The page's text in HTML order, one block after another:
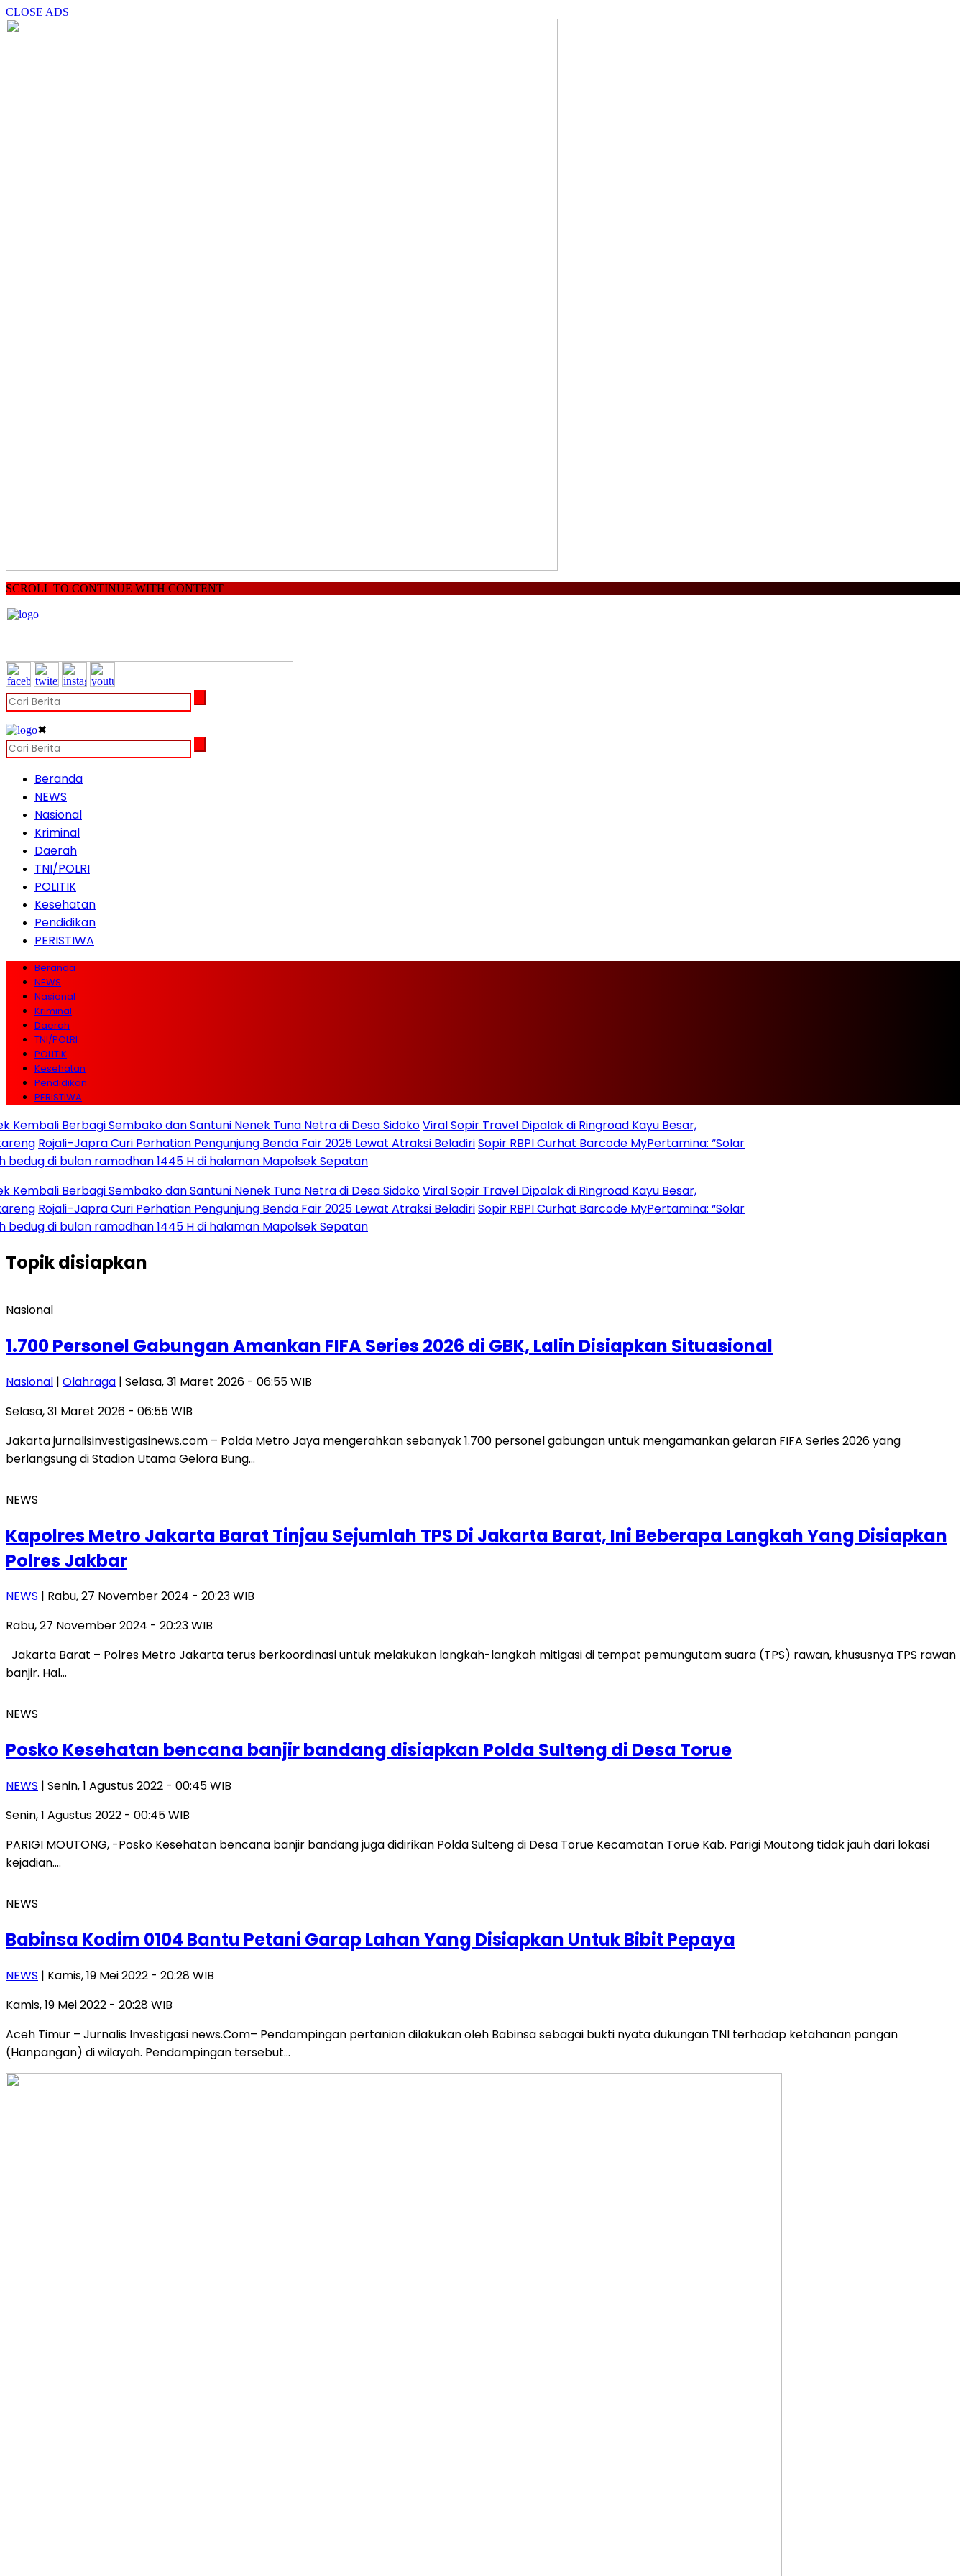
CLOSE ADS
SCROLL TO CONTINUE WITH CONTENT
✖
Beranda
NEWS
Nasional
Kriminal
Daerah
TNI/POLRI
POLITIK
Kesehatan
Pendidikan
PERISTIWA
Beranda
NEWS
Nasional
Kriminal
Daerah
TNI/POLRI
POLITIK
Kesehatan
Pendidikan
PERISTIWA
Berbagi Sembako dan Santuni Nenek Tuna Netra di Desa SidokoViral Sopir Travel Dipalak di Ringroad Kayu Besar,
Rojali–Japra Curi Perhatian Pengunjung Benda Fair 2025 Lewat Atraksi BeladiriSopir RBPI Curhat Barcode MyPertamina: “Solar
di bulan ramadhan 1445 H di halaman Mapolsek Sepatan
Berbagi Sembako dan Santuni Nenek Tuna Netra di Desa SidokoViral Sopir Travel Dipalak di Ringroad Kayu Besar,
Rojali–Japra Curi Perhatian Pengunjung Benda Fair 2025 Lewat Atraksi BeladiriSopir RBPI Curhat Barcode MyPertamina: “Solar
di bulan ramadhan 1445 H di halaman Mapolsek Sepatan
Topikdisiapkan
Nasional
1.700 Personel Gabungan Amankan FIFA Series 2026 di GBK, Lalin Disiapkan Situasional
Nasional | Olahraga | Selasa, 31 Maret 2026 - 06:55 WIB
Selasa, 31 Maret 2026 - 06:55 WIB
Jakarta jurnalisinvestigasinews.com – Polda Metro Jaya mengerahkan sebanyak 1.700 personel gabungan untuk mengamankan gelaran FIFA Series 2026 yang
berlangsung di Stadion Utama Gelora Bung…
NEWS
Kapolres Metro Jakarta Barat Tinjau Sejumlah TPS Di Jakarta Barat, Ini Beberapa Langkah Yang Disiapkan
Polres Jakbar
NEWS | Rabu, 27 November 2024 - 20:23 WIB
Rabu, 27 November 2024 - 20:23 WIB
Jakarta Barat – Polres Metro Jakarta terus berkoordinasi untuk melakukan langkah-langkah mitigasi di tempat pemungutam suara (TPS) rawan, khususnya TPS rawan
banjir. Hal…
NEWS
Posko Kesehatan bencana banjir bandang disiapkan Polda Sulteng di Desa Torue
NEWS | Senin, 1 Agustus 2022 - 00:45 WIB
Senin, 1 Agustus 2022 - 00:45 WIB
PARIGI MOUTONG, -Posko Kesehatan bencana banjir bandang juga didirikan Polda Sulteng di Desa Torue Kecamatan Torue Kab. Parigi Moutong tidak jauh dari lokasi
kejadian….
NEWS
Babinsa Kodim 0104 Bantu Petani Garap Lahan Yang Disiapkan Untuk Bibit Pepaya
NEWS | Kamis, 19 Mei 2022 - 20:28 WIB
Kamis, 19 Mei 2022 - 20:28 WIB
Aceh Timur – Jurnalis Investigasi news.Com– Pendampingan pertanian dilakukan oleh Babinsa sebagai bukti nyata dukungan TNI terhadap ketahanan pangan
(Hanpangan) di wilayah. Pendampingan tersebut…